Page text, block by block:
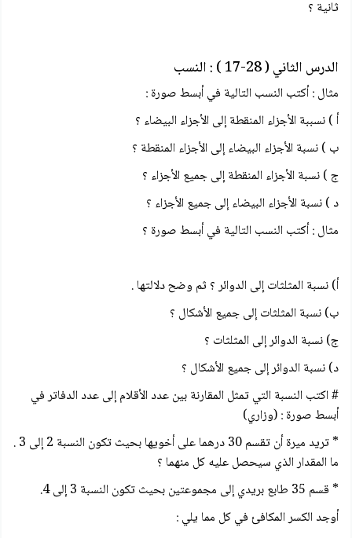
ثانية ؟
الدرس الثاني ( 28-17 ) : النسب
مثال : أكتب النسب التالية في أبسط صورة :
أ ) نسببة الأجزاء المنقطة إلى الأجزاء البيضاء ؟
ب ) نسبة الأجزاء البيضاء إلى الأجزاء المنقطة ؟
ج ) نسبة الأجزاء المنقطة إلى جميع الأجزاء ؟
د ) نسبة الأجزاء البيضاء إلى جميع الأجزاء ؟
مثال : أكتب النسب التالية في أبسط صورة ؟
أ) نسبة المثلثات إلى الدوائر ؟ ثم وضح دلالتها .
ب) نسبة المثلثات إلى جميع الأشكال ؟
ج) نسبة الدوائر إلى المثلثات ؟
د) نسبة الدوائر إلى جميع الأشكال ؟
# اكتب النسبة التي تمثل المقارنة بين عدد الأقلام إلى عدد الدفاتر في
أبسط صورة : (وزاري)
* تريد ميرة أن تقسم 30 درهما على أخويها بحيث تكون النسبة 2 إلى 3 .
ما المقدار الذي سيحصل عليه كل منهما ؟
* قسم 35 طابع بريدي إلى مجموعتين بحيث تكون النسبة 3 إلى 4.
أوجد الكسر المكافئ في كل مما يلي :